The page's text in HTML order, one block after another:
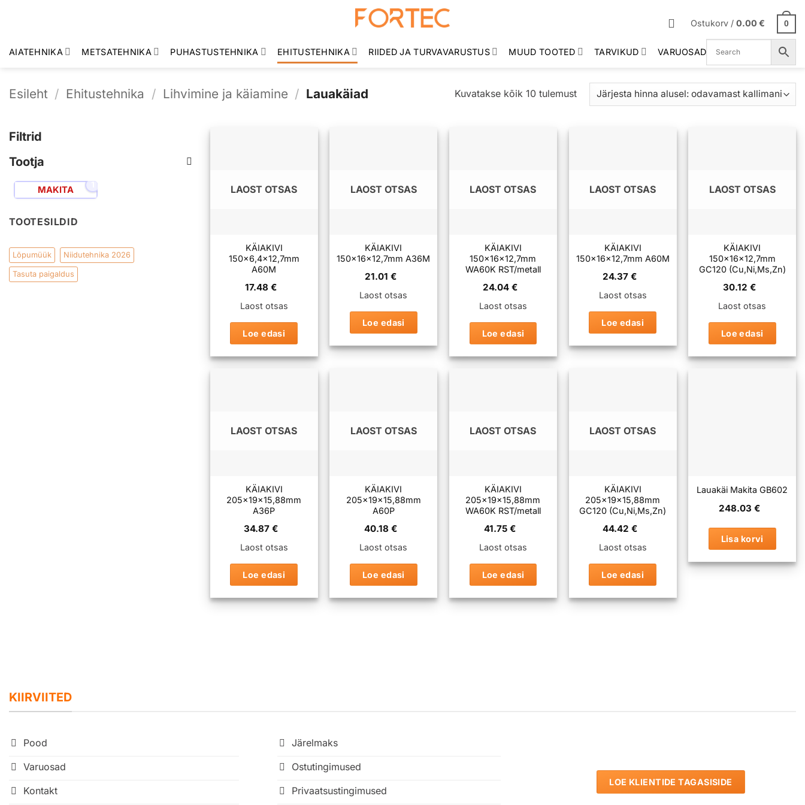
Ostukorv /0.00€ 0
AIATEHNIKA METSATEHNIKA PUHASTUSTEHNIKA EHITUSTEHNIKA RIIDED JA TURVAVARUSTUS MUUD TOOTED TARVIKUD VARUOSAD
Esileht / Ehitustehnika / Lihvimine ja käiamine / Lauakäiad Kuvatakse kõik 10 tulemustSorditud
hinna
Filtrid
Tootja
MAKITA
TOOTESILDID
Lõpumüük Niidutehnika 2026
Tasuta paigaldus
LAOST OTSAS
KÄIAKIVI
150×6,4×12,7mm
A60M
17.48€
Laost otsas
Loe edasi
LAOST OTSAS
KÄIAKIVI
150x16x12,7mm A36M
21.01 €
Laost otsas
Loe edasi
LAOST OTSAS
KÄIAKIVI
150x16x12,7mm
WA60K RST/metall
24.04 €
Laost otsas
Loe edasi
LAOST OTSAS
KÄIAKIVI
150x16x12,7mm A60M
24.37€
Laost otsas
Loe edasi
LAOST OTSAS
KÄIAKIVI
150x16x12,7mm
GC120 (Cu,Ni,Ms,Zn)
30.12 €
Laost otsas
Loe edasi
LAOST OTSAS
KÄIAKIVI
205x19x15,88mm
A36P
34.87€
Laost otsas
Loe edasi
LAOST OTSAS
KÄIAKIVI
205x19x15,88mm
A60P
40.18 €
Laost otsas
Loe edasi
LAOST OTSAS
KÄIAKIVI
205x19x15,88mm
WA60K RST/metall
41.75€
Laost otsas
Loe edasi
LAOST OTSAS
KÄIAKIVI
205x19x15,88mm
GC120 (Cu,Ni,Ms,Zn)
44.42 €
Laost otsas
Loe edasi
Lauakäi Makita GB602
248.03 €
Lisa korvi
KIIRVIITED
Pood
Varuosad
Kontakt
Järelmaks
Ostutingimused
Privaatsustingimused
LOE KLIENTIDE TAGASISIDE